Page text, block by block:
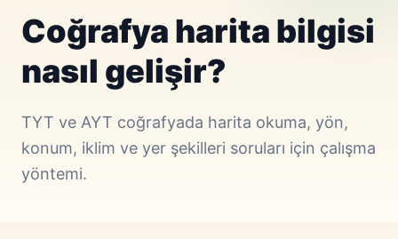
Coğrafya harita bilgisi
nasıl gelişir?
TYT ve AYT coğrafyada harita okuma, yön,
konum, iklim ve yer şekilleri soruları için çalışma
yöntemi.